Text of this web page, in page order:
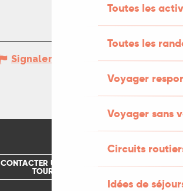
Toutes les
Toutes les
Voyager
Voyager sans
Circuits
Idées de
Signaler une erreur
CONTACTER UN OFFICE DE
TOURISME